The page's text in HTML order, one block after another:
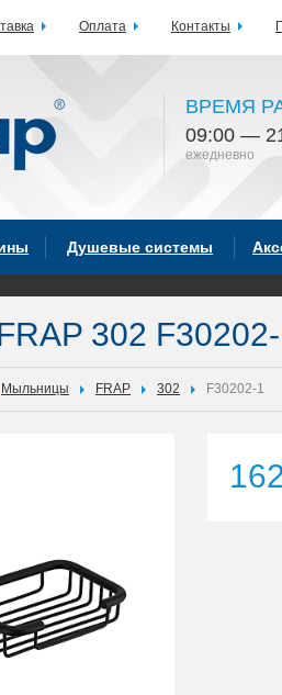
ВРЕМЯ
09:00 —
ежедневно
Душевые системы
302
Мыльницы FRAP 302 F30202-1
Оплата Контакты